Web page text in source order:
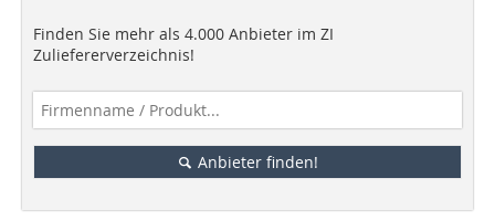
Finden Sie mehr als 4.000 Anbieter im ZI
Zuliefererverzeichnis!
Anbieter finden!